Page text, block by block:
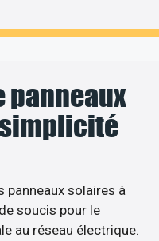
panneaux solaires à
soucis pour le
au réseau électrique.